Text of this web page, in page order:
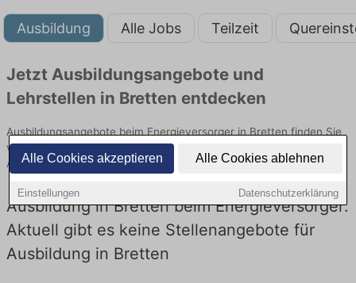
Alle Cookies akzeptieren Alle Cookies ablehnen
Einstellungen Datenschutzerklärung
Ausbildung Alle Jobs Teilzeit
Jetzt Ausbildungsangebote und
Lehrstellen in Bretten entdecken
Ausbildungsangebote beim Energieversorger in Bretten finden Sie
von namhaften Firmen. Entdecken Sie freie Optionen von Top-
Arbeitgebern und bewerben Sie sich noch heute.
Ausbildung in Bretten beim Energieversorger:
Aktuell gibt es keine Stellenangebote für
Ausbildung in Bretten